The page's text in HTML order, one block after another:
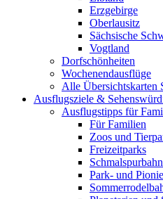
Erzgebirge
Oberlausitz
Sächsische
Vogtland
Dorfschönheiten
Wochenendausflüge
Alle Übersichtskarten
Ausflugsziele &
Ausflugstipps für
Für Familien
Zoos und
Freizeitparks
Park- und